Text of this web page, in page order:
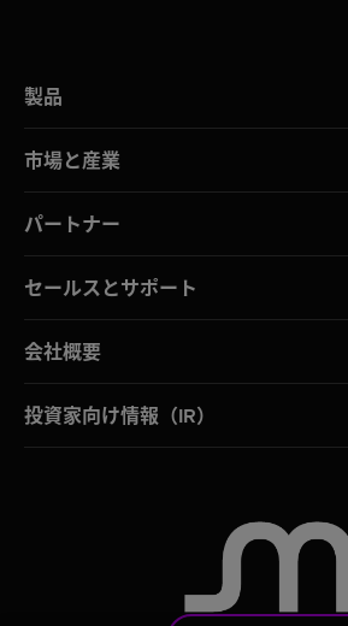
製品
市場と産業
パートナー
セールスとサポート
会社概要
投資家向け情報（IR）